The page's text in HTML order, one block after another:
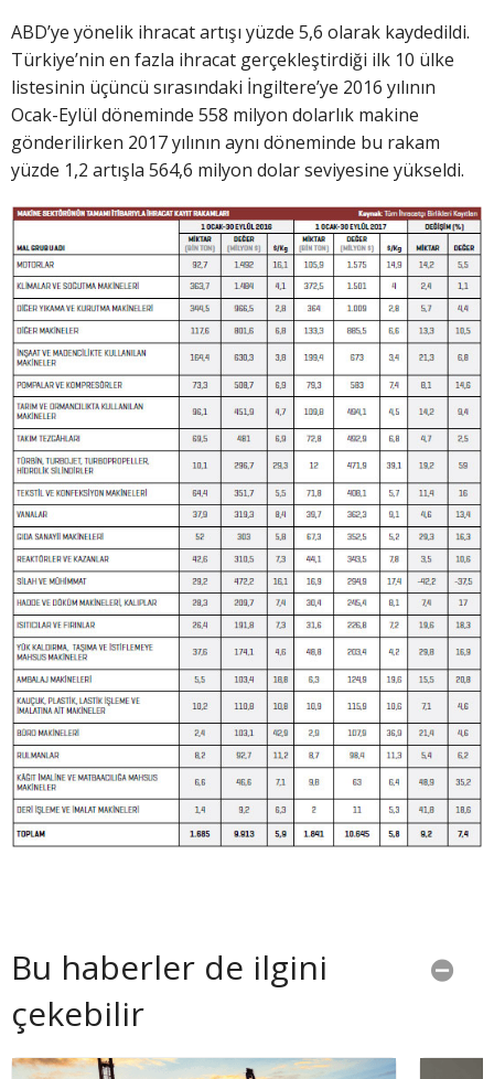
ABD’ye yönelik ihracat artışı yüzde 5,6 olarak kaydedildi.
Türkiye’nin en fazla ihracat gerçekleştirdiği ilk 10 ülke
listesinin üçüncü sırasındaki İngiltere’ye 2016 yılının
Ocak-Eylül döneminde 558 milyon dolarlık makine
gönderilirken 2017 yılının aynı döneminde bu rakam
yüzde 1,2 artışla 564,6 milyon dolar seviyesine yükseldi.
Bu haberler de ilgini
çekebilir